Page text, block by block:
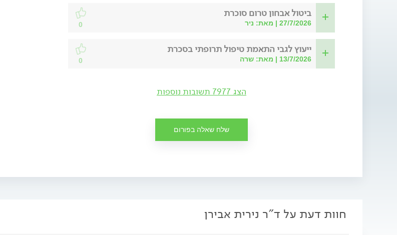
ביטול אבחון טרום סוכרת
27/7/2026 | מאת: ניר 0
ייעוץ לגבי התאמת טיפול תרופתי בסכרת
13/7/2026 | מאת: שרה 0
הצג 7977 תשובות נוספות
שלח שאלה בפורום
חוות דעת על ד"ר נירית אבירן